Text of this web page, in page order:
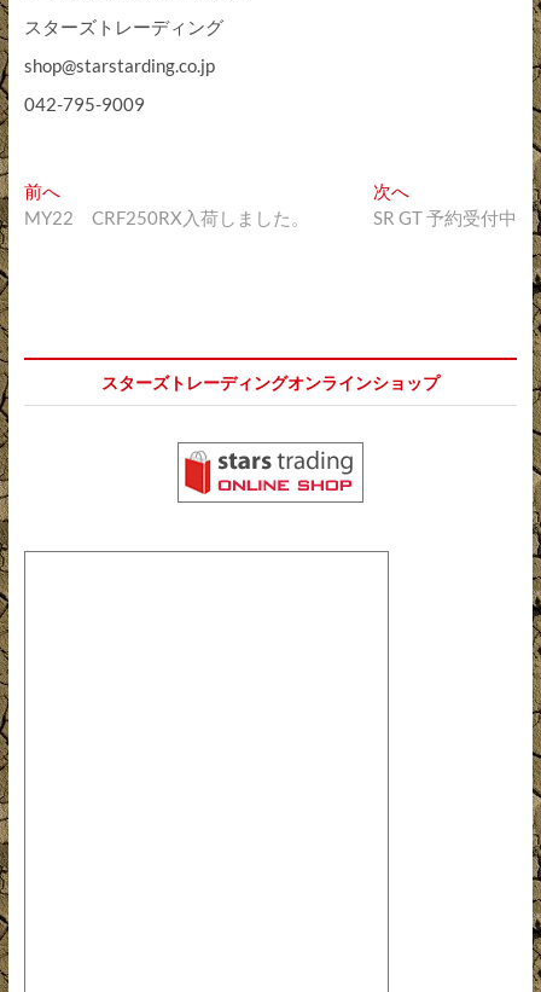
スターズトレーディング
shop@starstarding.co.jp
042-795-9009
投
稿
ゲ
前へ過
去
MY22 CRF250RX入荷しました。
次へ
の
SR GT 予約受付中
スターズトレーディングオンラインショップ